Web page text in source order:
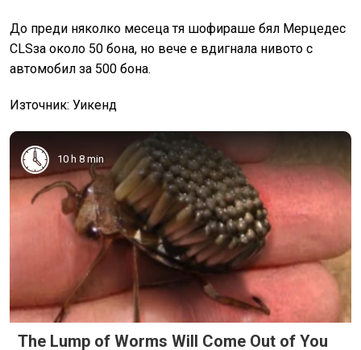
До преди няколко месеца тя шофираше бял Мерцедес
CLSза около 50 бона, но вече е вдигнала нивото с
автомобил за 500 бона.
Източник: Уикенд
10 h 8 min
The Lump of Worms Will Come Out of You